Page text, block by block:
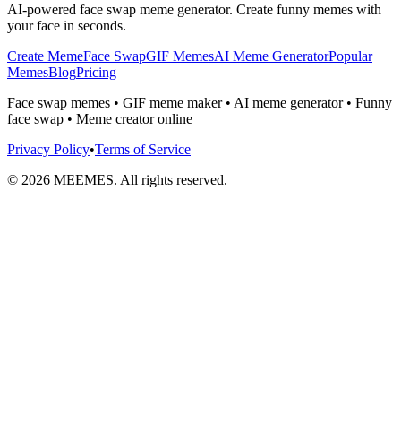
AI-powered face swap meme generator. Create funny memes with
your face in seconds.
Create MemeFace SwapGIF MemesAI Meme GeneratorPopular
MemesBlogPricing
Face swap memes • GIF meme maker • AI meme generator • Funny
face swap • Meme creator online
Privacy Policy•Terms of Service
© 2026 MEEMES. All rights reserved.